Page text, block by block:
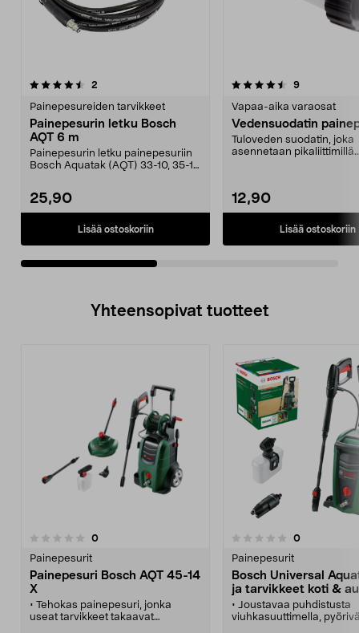
2
Painepesureiden tarvikkeet
Painepesurin letku Bosch
AQT 6 m
Painepesurin letku painepesuriin
Bosch Aquatak (AQT) 33-10, 35-12
25,90
Lisää ostoskoriin
4.5viidestä
9arvostelut
Vapaa-aika varaosat
Vedensuodatin
Tuloveden suodatin, joka
asennetaan pikaliittimillä
12,90
Lisää ostoskoriin
4.5viidestä
Yhteensopivat tuotteet
0arvostelut
Painepesurit
Painepesuri Bosch AQT 45-14
X
• Tehokas painepesuri, jonka
useat tarvikkeet takaavat
0.0 viidestä
0arvostelut
Painepesurit
Bosch Universal
ja tarvikkeet koti &
• Joustavaa puhdistusta
viuhkasuuttimella,
0.0 viidestä